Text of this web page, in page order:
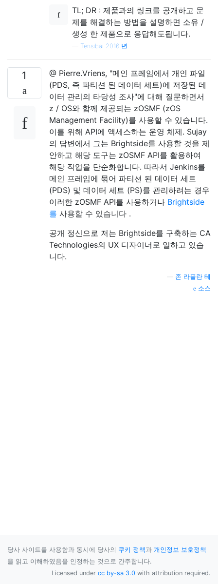
TL; DR : 제품과의 링크를 공개하고 문
제를 해결하는 방법을 설명하면 소유 /
생성 한 제품으로 응답해도됩니다.
— Tensibai 2016 년
1
@ Pierre.Vriens, "메인 프레임에서 개인 파일
(PDS, 즉 파티션 된 데이터 세트)에 저장된 데
이터 관리의 타당성 조사"에 대해 질문하면서
z / OS와 함께 제공되는 zOSMF (zOS
Management Facility)를 사용할 수 있습니다.
이를 위해 API에 액세스하는 운영 체제. Sujay
의 답변에서 그는 Brightside를 사용할 것을 제
안하고 해당 도구는 zOSMF API를 활용하여
해당 작업을 단순화합니다. 따라서 Jenkins를
메인 프레임에 묶어 파티션 된 데이터 세트
(PDS) 및 데이터 세트 (PS)를 관리하려는 경우
이러한 zOSMF API를 사용하거나 Brightside
를 사용할 수 있습니다 .
공개 정신으로 저는 Brightside를 구축하는 CA
Technologies의 UX 디자이너로 일하고 있습
니다.
존 라플란 테
소스
당사 사이트를 사용함과 동시에 당사의 쿠키 정책과 개인정보 보호정책
을 읽고 이해하였음을 인정하는 것으로 간주합니다.
Licensed under cc by-sa 3.0 with attribution required.